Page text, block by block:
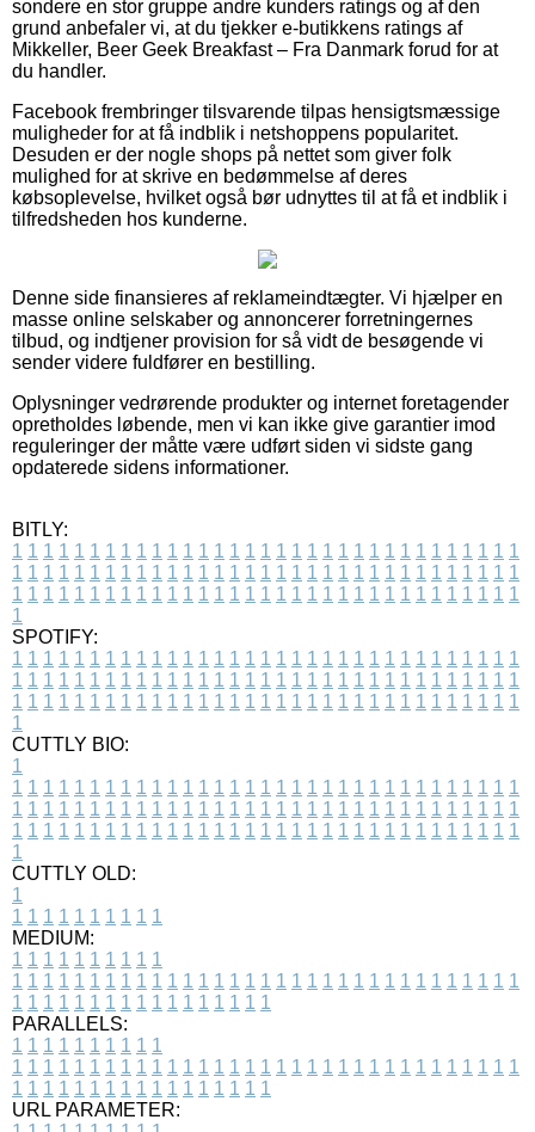
sondere en stor gruppe andre kunders ratings og af den
grund anbefaler vi, at du tjekker e-butikkens ratings af
Mikkeller, Beer Geek Breakfast – Fra Danmark forud for at
du handler.
Facebook frembringer tilsvarende tilpas hensigtsmæssige
muligheder for at få indblik i netshoppens popularitet.
Desuden er der nogle shops på nettet som giver folk
mulighed for at skrive en bedømmelse af deres
købsoplevelse, hvilket også bør udnyttes til at få et indblik i
tilfredsheden hos kunderne.
Denne side finansieres af reklameindtægter. Vi hjælper en
masse online selskaber og annoncerer forretningernes
tilbud, og indtjener provision for så vidt de besøgende vi
sender videre fuldfører en bestilling.
Oplysninger vedrørende produkter og internet foretagender
opretholdes løbende, men vi kan ikke give garantier imod
reguleringer der måtte være udført siden vi sidste gang
opdaterede sidens informationer.
BITLY:
1 1 1 1 1 1 1 1 1 1 1 1 1 1 1 1 1 1 1 1 1 1 1 1 1 1 1 1 1 1 1 1 1
1 1 1 1 1 1 1 1 1 1 1 1 1 1 1 1 1 1 1 1 1 1 1 1 1 1 1 1 1 1 1 1 1
1 1 1 1 1 1 1 1 1 1 1 1 1 1 1 1 1 1 1 1 1 1 1 1 1 1 1 1 1 1 1 1 1
1
SPOTIFY:
1 1 1 1 1 1 1 1 1 1 1 1 1 1 1 1 1 1 1 1 1 1 1 1 1 1 1 1 1 1 1 1 1
1 1 1 1 1 1 1 1 1 1 1 1 1 1 1 1 1 1 1 1 1 1 1 1 1 1 1 1 1 1 1 1 1
1 1 1 1 1 1 1 1 1 1 1 1 1 1 1 1 1 1 1 1 1 1 1 1 1 1 1 1 1 1 1 1 1
1
CUTTLY BIO:
1
1 1 1 1 1 1 1 1 1 1 1 1 1 1 1 1 1 1 1 1 1 1 1 1 1 1 1 1 1 1 1 1 1
1 1 1 1 1 1 1 1 1 1 1 1 1 1 1 1 1 1 1 1 1 1 1 1 1 1 1 1 1 1 1 1 1
1 1 1 1 1 1 1 1 1 1 1 1 1 1 1 1 1 1 1 1 1 1 1 1 1 1 1 1 1 1 1 1 1
1
CUTTLY OLD:
1
1 1 1 1 1 1 1 1 1 1
MEDIUM:
1 1 1 1 1 1 1 1 1 1
1 1 1 1 1 1 1 1 1 1 1 1 1 1 1 1 1 1 1 1 1 1 1 1 1 1 1 1 1 1 1 1 1
1 1 1 1 1 1 1 1 1 1 1 1 1 1 1 1 1
PARALLELS:
1 1 1 1 1 1 1 1 1 1
1 1 1 1 1 1 1 1 1 1 1 1 1 1 1 1 1 1 1 1 1 1 1 1 1 1 1 1 1 1 1 1 1
1 1 1 1 1 1 1 1 1 1 1 1 1 1 1 1 1
URL PARAMETER: